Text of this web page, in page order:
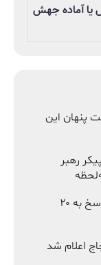
یا آماده جهش
پنهان این
رهبر
ناو وینسنس ۲۹۱ رؤیا را سوزاند / پاسخ به ۲۰
اعلام شد